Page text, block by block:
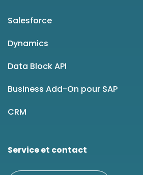
Salesforce
Dynamics
Data Block API
Business Add-On pour SAP
CRM
Service et contact